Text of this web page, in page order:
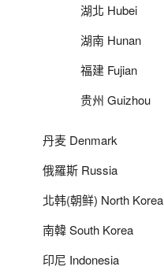
湖北 Hubei
湖南 Hunan
福建 Fujian
贵州 Guizhou
丹麦 Denmark
俄羅斯 Russia
北韩(朝鲜) North Korea
南韓 South Korea
印尼 Indonesia